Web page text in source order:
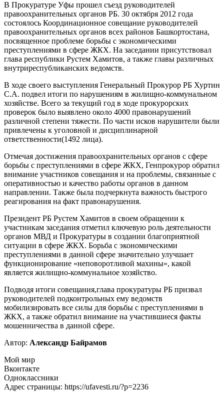
В Прокуратуре Уфы прошел съезд руководителей
правоохранительных органов РБ. 30 октября 2012 года
состоялось Координационное совещание руководителей
правоохранительных органов всех районов Башкортостана,
посвященное проблеме борьбы с экономическими
преступлениями в сфере ЖКХ. На заседании присутствовал
глава республики Рустем Хамитов, а также главы различных
внутриреспубликанских ведомств.
В ходе своего выступления Генеральный Прокурор РБ Хуртин
С.А. подвел итоги по нарушениям в жилищно-коммунальном
хозяйстве. Всего за текущий год в ходе прокурорских
проверок было выявлено около 4000 правонарушений
различной степени тяжести. По части исков нарушители были
привлечены к уголовной и дисциплинарной
ответственности(1492 лица).
Отмечая достижения правоохранительных органов с сфере
борьбы с преступлениями в сфере ЖКХ, Генпрокурор обратил
внимание участников совещания и на проблемы, связанные с
оперативностью и качество работы органов в данном
направлении. Также была подчеркнута важность быстрого
реагирования на факт правонарушения.
Президент РБ Рустем Хамитов в своем обращении к
участникам заседания отметил ключевую роль деятельности
органов МВД и Прокуратуры в создании благоприятной
ситуации в сфере ЖКХ. Борьба с экономическими
преступлениями в данной сфере значительно улучшает
функционирование «неповоротливой махины», какой
является жилищно-коммунальное хозяйство.
Подводя итоги совещания,глава прокуратуры РБ призвал
руководителей подконтрольных ему ведомств
мобилизировать все силы для борьбы с преступлениями в
ЖКХ, а также обратил внимание на участившиеся факты
мошенничества в данной сфере.
Автор: Александр Байрамов
Мой мир
Вконтакте
Одноклассники
Адрес страницы: https://ufavesti.ru/?p=2236